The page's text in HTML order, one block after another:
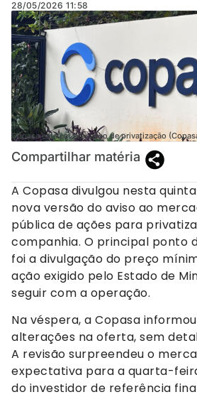
28/05/2026 11:58
Copasa está em processo de privatização
Compartilhar matéria
A Copasa divulgou nesta
nova versão do aviso ao
pública de ações para
companhia. O principal ponto
foi a divulgação do preço
ação exigido pelo Estado de
seguir com a operação.
Na véspera, a Copasa
alterações na oferta, sem
A revisão surpreendeu o
expectativa para a quarta-
do investidor de referência